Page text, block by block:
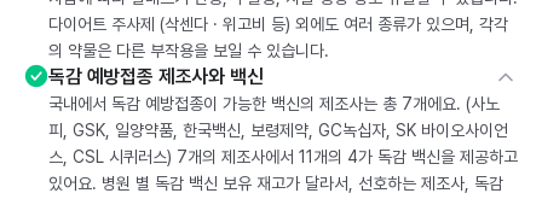
다이어트 주사제 (삭센다 · 위고비 등) 외에도 여러 종류가 있으며, 각각
의 약물은 다른 부작용을 보일 수 있습니다.
독감 예방접종 제조사와 백신
국내에서 독감 예방접종이 가능한 백신의 제조사는 총 7개에요. (사노
피, GSK, 일양약품, 한국백신, 보령제약, GC녹십자, SK 바이오사이언
스, CSL 시퀴러스) 7개의 제조사에서 11개의 4가 독감 백신을 제공하고
있어요. 병원 별 독감 백신 보유 재고가 달라서, 선호하는 제조사, 독감